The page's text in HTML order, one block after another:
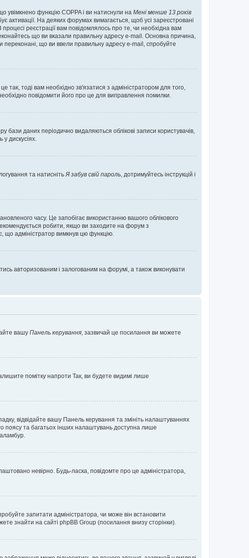
увімкнено функцію COPPA і ви натиснули на Мені менше 13 років
активації. На деяких форумах вимагається, щоб усі зареєстровані
реєстрації вам повідомлялось про те, чи необхідна вам
що ви вказали правильну адресу e-mail. Основна причина,
переконані, що ви ввели правильну адресу e-mail, спробуйте
тоді вам необхідно зв'язатися з адміністратором для того,
повідомити його про це для виправлення помилки.
даних періодично видаляються облікові записи користувачів,
дискусіях.
та натисніть Я забув свій пароль , дотримуйтесь інструкцій і
часу. Це запобігає використанню вашого облікового
робити, якщо ви заходите на форум з
що адміністратор вимкнув цю функцію.
авторизованим і залогованим на форумі, а також виконувати
вашу Панель керування , зазвичай це посилання ви можете
помітку напроти Так , ви будете видимі лише
відвідайте вашу Панель керування та змініть налаштуваннях
поясу та багатьох інших налаштувань доступна лише
невірно. Будь-ласка, повідомте про це адміністратора,
запитати адміністратора, чи може він встановити
знайти на сайті phpBB Group (посилання внизу сторінки).